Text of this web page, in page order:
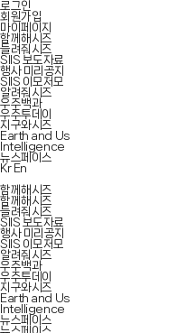
로그인
회원가입
마이페이지
함께해시즈
들려줘시즈
SIIS 보도자료
행사 미리공지
SIIS 이모저모
알려줘시즈
우주백과
우주투데이
지구와시즈
Earth and Us
Intelligence
뉴스페이스
Kr En
함께해시즈
함께해시즈
들려줘시즈
SIIS 보도자료
행사 미리공지
SIIS 이모저모
알려줘시즈
우주백과
우주투데이
지구와시즈
Earth and Us
Intelligence
뉴스페이스
뉴스페이스